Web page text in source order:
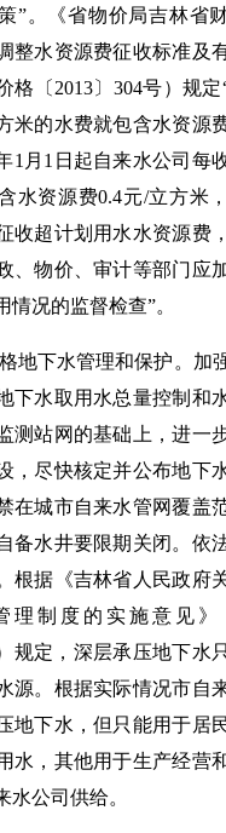
”。《省物价局吉林省
整水资源费征收标准及
格〔2013〕304号）规
米的水费就包含水资源
1月1日起自来水公司每
水资源费0.4元/立方米
收超计划用水水资源费
、物价、审计等部门应
情况的监督检查”。
下水管理和保护。加
下水取用水总量控制和
测站网的基础上，进一
，尽快核定并公布地下
在城市自来水管网覆盖
备水井要限期关闭。依
根据《吉林省人民政府
理制度的实施意见》
）规定，深层承压地下水
源。根据实际情况市自
地下水，但只能用于居
水，其他用于生产经营
水公司供给。